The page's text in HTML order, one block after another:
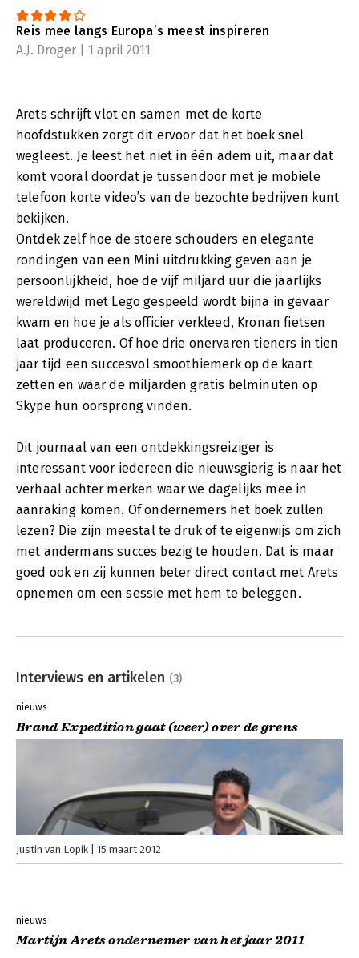
Reis mee langs Europa’s meest inspireren
A.J. Droger | 1 april 2011
Arets schrijft vlot en samen met de korte
hoofdstukken zorgt dit ervoor dat het boek snel
wegleest. Je leest het niet in één adem uit, maar dat
komt vooral doordat je tussendoor met je mobiele
telefoon korte video’s van de bezochte bedrijven kunt
bekijken.
Ontdek zelf hoe de stoere schouders en elegante
rondingen van een Mini uitdrukking geven aan je
persoonlijkheid, hoe de vijf miljard uur die jaarlijks
wereldwijd met Lego gespeeld wordt bijna in gevaar
kwam en hoe je als officier verkleed, Kronan fietsen
laat produceren. Of hoe drie onervaren tieners in tien
jaar tijd een succesvol smoothiemerk op de kaart
zetten en waar de miljarden gratis belminuten op
Skype hun oorsprong vinden.
Dit journaal van een ontdekkingsreiziger is
interessant voor iedereen die nieuwsgierig is naar het
verhaal achter merken waar we dagelijks mee in
aanraking komen. Of ondernemers het boek zullen
lezen? Die zijn meestal te druk of te eigenwijs om zich
met andermans succes bezig te houden. Dat is maar
goed ook en zij kunnen beter direct contact met Arets
opnemen om een sessie met hem te beleggen.
Interviews en artikelen (3)
nieuws
Brand Expedition gaat (weer) over de grens
Justin van Lopik 15 maart 2012
nieuws
Martijn Arets ondernemer van het jaar 2011